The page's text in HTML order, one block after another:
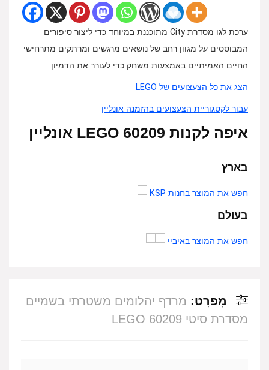
ערכת לגו מסדרת City מתוכננת במיוחד כדי ליצור סיפורים
המבוססים על מגוון רחב של נושאים מרגשים ומרתקים מתרחישי
החיים האמיתיים באמצעות משחק כדי לעורר את הדמיון
הצג את כל הצעצועים של LEGO
עבור לקטגוריית הצעצועים בהזמנה אונליין
איפה לקנות 60209 LEGO אונליין
בארץ
חפש את המוצר בחנות KSP
בעולם
חפש את המוצר באיביי
מִפרָט: מרדף יהלומים משטרתי בשמיים
מסדרת סיטי 60209 LEGO